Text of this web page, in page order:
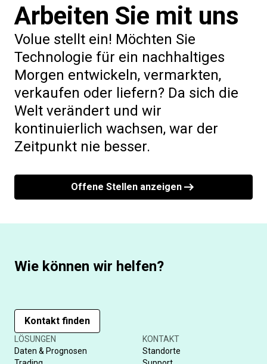
Arbeiten Sie mit uns
Volue stellt ein! Möchten Sie
Technologie für ein nachhaltiges
Morgen entwickeln, vermarkten,
verkaufen oder liefern? Da sich die
Welt verändert und wir
kontinuierlich wachsen, war der
Zeitpunkt nie besser.
Offene Stellen anzeigen
Wie können wir helfen?
Kontakt finden
LÖSUNGEN
Daten & Prognosen
KONTAKT
Standorte